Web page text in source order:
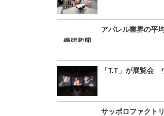
アパレル業界の平
「T.T」が展覧会
サッポロファクト